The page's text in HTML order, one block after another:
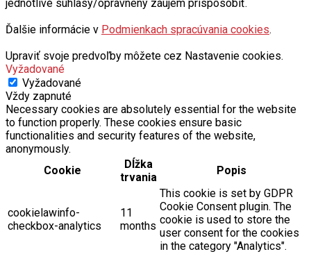
jednotlivé súhlasy/oprávnený záujem prispôsobiť.
Ďalšie informácie v Podmienkach spracúvania cookies.
Upraviť svoje predvoľby môžete cez Nastavenie cookies.
Vyžadované
Vyžadované
Vždy zapnuté
Necessary cookies are absolutely essential for the website
to function properly. These cookies ensure basic
functionalities and security features of the website,
anonymously.
Cookie
Dĺžka
trvania
Popis
cookielawinfo-
checkbox-analytics
11
months
This cookie is set by GDPR
Cookie Consent plugin. The
cookie is used to store the
user consent for the cookies
in the category "Analytics".